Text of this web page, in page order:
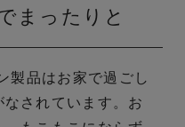
まったりと
製品はお家で過ごし
されています。 お